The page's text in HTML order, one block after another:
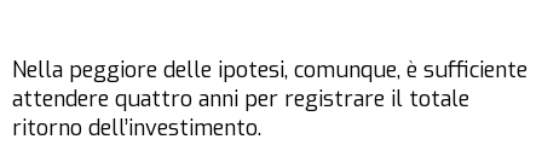
Nella peggiore delle ipotesi, comunque, è sufficiente
attendere quattro anni per registrare il totale
ritorno dell’investimento.